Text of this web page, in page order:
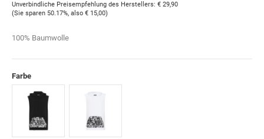
Unverbindliche Preisempfehlung des Herstellers: € 29,90
(Sie sparen 50.17%, also € 15,00)
100% Baumwolle
Farbe